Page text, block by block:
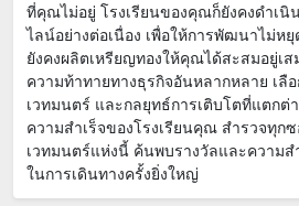
ที่คุณไม่อยู่ โรงเรียนของคุณก็ยังคงดำเนิ
ไลน์อย่างต่อเนื่อง เพื่อให้การพัฒนาไม่ห
ยังคงผลิตเหรียญทองให้คุณได้สะสมอยู่เ
ความท้าทายทางธุรกิจอันหลากหลาย เลื
เวทมนตร์ และกลยุทธ์การเติบโตที่แตกต่
ความสำเร็จของโรงเรียนคุณ สำรวจทุก
เวทมนตร์แห่งนี้ ค้นพบรางวัลและความ
ในการเดินทางครั้งยิ่งใหญ่